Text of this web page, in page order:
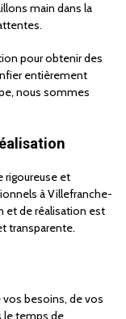
main dans la
pour obtenir des
entièrement
nous sommes
rigoureuse et
à Villefranche-
et de réalisation est
transparente.
besoins, de vos
le temps de